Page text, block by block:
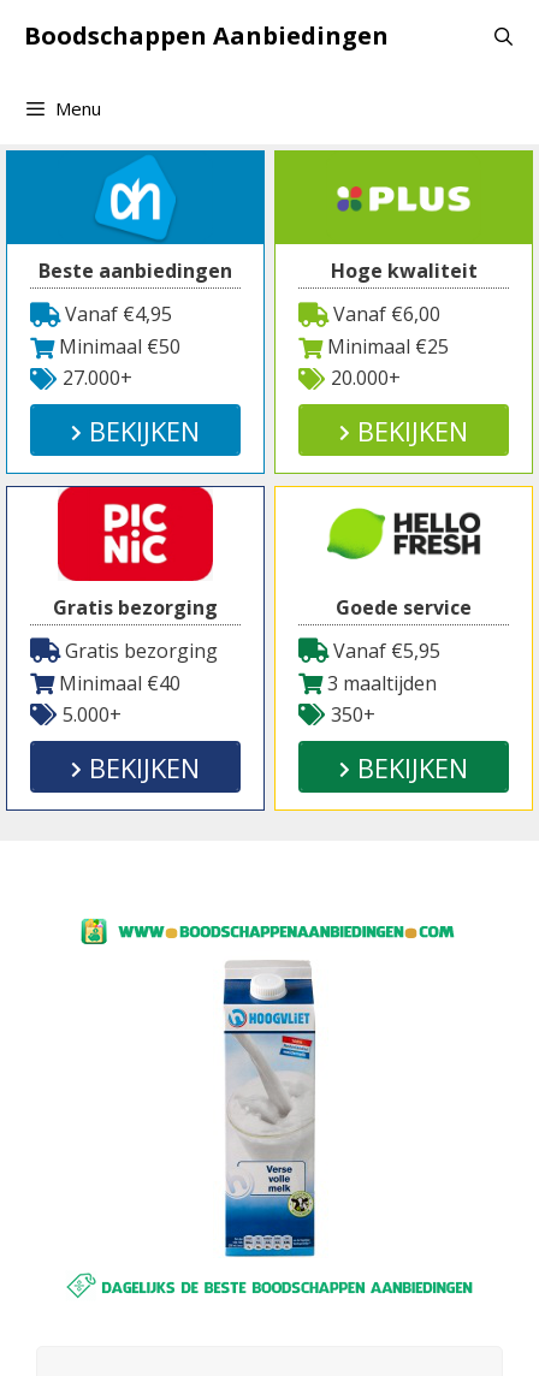
naarBoodschappen Aanbiedingen
Menu
Beste aanbiedingen
Vanaf €4,95
Minimaal €50
27.000+
BEKIJKEN
Hoge kwaliteit
Vanaf €6,00
Minimaal €25
20.000+
BEKIJKEN
Gratis bezorging
Gratis bezorging
Minimaal €40
5.000+
BEKIJKEN
Goede service
Vanaf €5,95
3 maaltijden
350+
BEKIJKEN